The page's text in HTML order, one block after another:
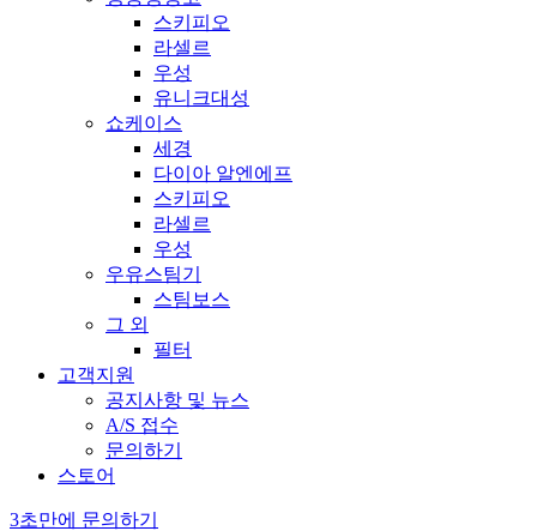
스키피오
라셀르
우성
유니크대성
쇼케이스
세경
다이아 알엔에프
스키피오
라셀르
우성
우유스팀기
스팀보스
그 외
필터
고객지원
공지사항 및 뉴스
A/S 접수
문의하기
스토어
3초만에 문의하기